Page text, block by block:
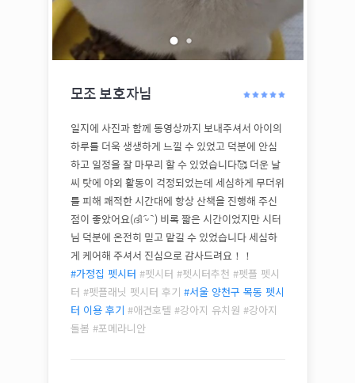
모조 보호자님
​일지에 사진과 함께 동영상까지 보내주셔서 아이의
하루를 더욱 생생하게 느낄 수 있었고 덕분에 안심
하고 일정을 잘 마무리 할 수 있었습니다🥰 더운 날
씨 탓에 야외 활동이 걱정되었는데 세심하게 무더위
를 피해 쾌적한 시간대에 항상 산책을 진행해 주신
점이 좋았어요(ദി ᷇ᵕ ᷆ ) 비록 짧은 시간이었지만 시터
님 덕분에 온전히 믿고 맡길 수 있었습니다 세심하
게 케어해 주셔서 진심으로 감사드려요！！
#가정집 펫시터 #펫시터 #펫시터추천 #펫플 펫시
터 #펫플래닛 펫시터 후기 #서울 양천구 목동 펫시
터 이용 후기 #애견호텔 #강아지 유치원 #강아지
돌봄 #포메라니안